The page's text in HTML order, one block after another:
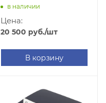
dpi, USB/RS-232/Ethernet,
в наличии
Цена:
20 500 руб./шт
В корзину